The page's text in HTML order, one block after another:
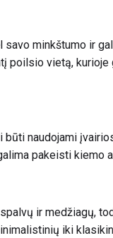
savo minkštumo ir
poilsio vietą,
būti naudojami
pakeisti kiemo
ir medžiagų,
iki